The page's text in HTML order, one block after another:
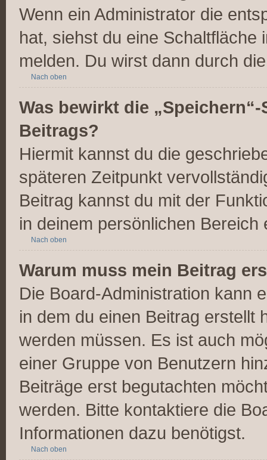
Wenn ein Administrator die
hat, siehst du eine
melden. Du wirst dann durch
Nach oben
Was bewirkt die
Beitrags?
Hiermit kannst du die
späteren Zeitpunkt
Beitrag kannst du mit der
in deinem persönlichen Bereich
Nach oben
Warum muss mein Beitrag
Die Board-Administration kann
in dem du einen Beitrag erstellt
werden müssen. Es ist auch
einer Gruppe von Benutzern
Beiträge erst begutachten
werden. Bitte kontaktiere die
Informationen dazu benötigst.
Nach oben